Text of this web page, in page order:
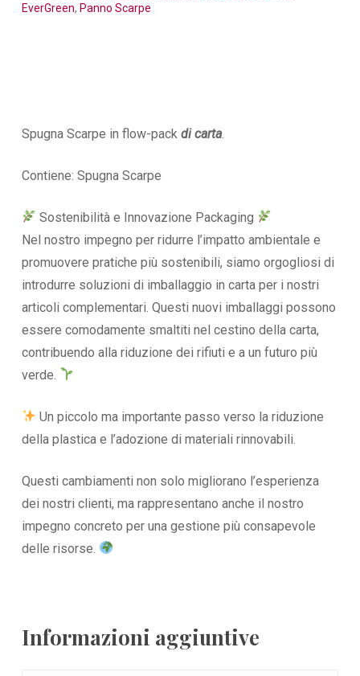
EverGreen, Panno Scarpe
Spugna Scarpe in flow-pack di carta.
Contiene: Spugna Scarpe
Sostenibilità e Innovazione Packaging
Nel nostro impegno per ridurre l’impatto ambientale e
promuovere pratiche più sostenibili, siamo orgogliosi di
introdurre soluzioni di imballaggio in carta per i nostri
articoli complementari. Questi nuovi imballaggi possono
essere comodamente smaltiti nel cestino della carta,
contribuendo alla riduzione dei rifiuti e a un futuro più
verde.
Un piccolo ma importante passo verso la riduzione
della plastica e l’adozione di materiali rinnovabili.
Questi cambiamenti non solo migliorano l’esperienza
dei nostri clienti, ma rappresentano anche il nostro
impegno concreto per una gestione più consapevole
delle risorse.
Informazioni aggiuntive